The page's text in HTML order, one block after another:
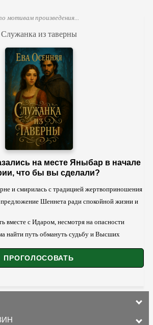
мотивам произведения...
Служанка из таверны
на месте Яныбар в начале
что бы вы сделали?
и смирилась с традицией жертвоприношения
предложение Шеннета ради спокойной жизни и
вместе с Идаром, несмотря на опасности
найти путь обмануть судьбу и Высших